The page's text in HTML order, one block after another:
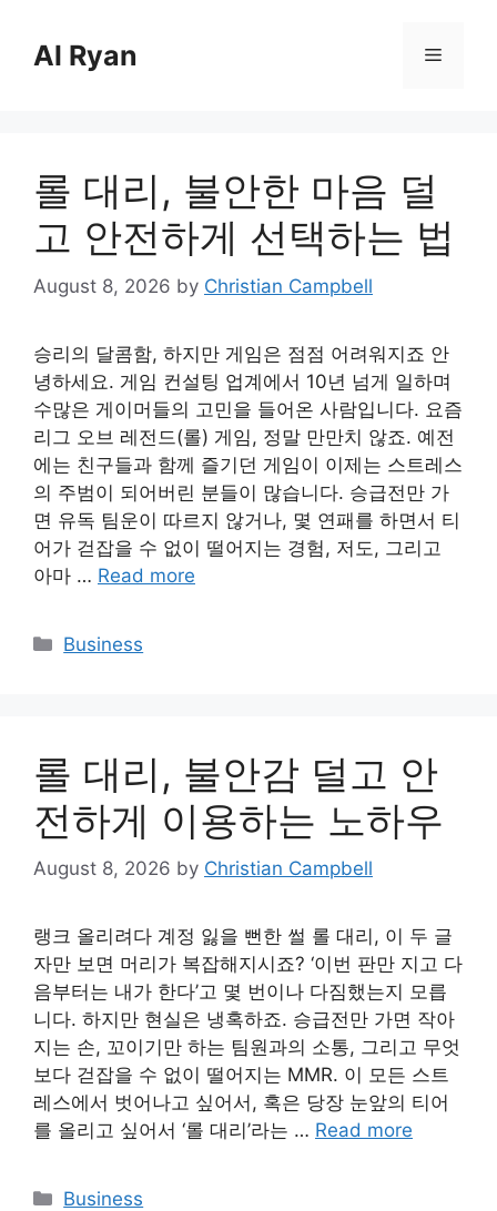
contentAl Ryan Menu
롤 대리, 불안한 마음 덜
고 안전하게 선택하는 법
August 8, 2026 by Christian Campbell
승리의 달콤함, 하지만 게임은 점점 어려워지죠 안
녕하세요. 게임 컨설팅 업계에서 10년 넘게 일하며
수많은 게이머들의 고민을 들어온 사람입니다. 요즘
리그 오브 레전드(롤) 게임, 정말 만만치 않죠. 예전
에는 친구들과 함께 즐기던 게임이 이제는 스트레스
의 주범이 되어버린 분들이 많습니다. 승급전만 가
면 유독 팀운이 따르지 않거나, 몇 연패를 하면서 티
어가 걷잡을 수 없이 떨어지는 경험, 저도, 그리고
아마 … Read more
Categories
Business
롤 대리, 불안감 덜고 안
전하게 이용하는 노하우
August 8, 2026 by Christian Campbell
랭크 올리려다 계정 잃을 뻔한 썰 롤 대리, 이 두 글
자만 보면 머리가 복잡해지시죠? ‘이번 판만 지고 다
음부터는 내가 한다’고 몇 번이나 다짐했는지 모릅
니다. 하지만 현실은 냉혹하죠. 승급전만 가면 작아
지는 손, 꼬이기만 하는 팀원과의 소통, 그리고 무엇
보다 걷잡을 수 없이 떨어지는 MMR. 이 모든 스트
레스에서 벗어나고 싶어서, 혹은 당장 눈앞의 티어
를 올리고 싶어서 ‘롤 대리’라는 … Read more
Categories
Business